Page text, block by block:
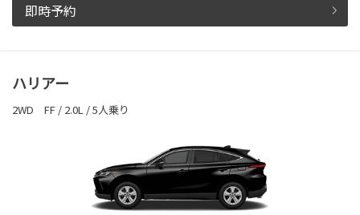
即時予約
ハリアー
2WD FF / 2.0L / 5人乗り